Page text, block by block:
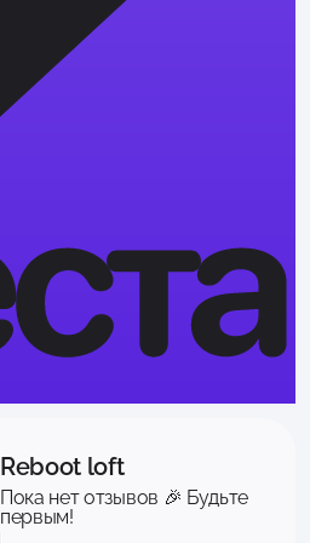
Reboot loft
Пока нет отзывов 🎉 Будьте
первым!